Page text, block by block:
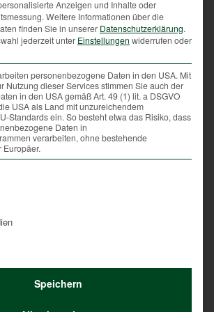
unter Kontrolle hat.
Vierbeiner auf einer frisch gemähten
toben möchte, bedarf zumindest
des Grundstückeigentümers oder
Sie müssen allerdings
der wildlebenden Tiere denken
der Jagdbetrieb in der Region
wird.
herrscht generell
Anzeigen und Inhalte oder
Weitere Informationen über die
finden Sie in unserer Datenschutzerklärung.
jederzeit unter Einstellungen widerrufen oder
personenbezogene Daten in den USA. Mit
Nutzung dieser Services stimmen Sie auch der
in den USA gemäß Art. 49 (1) lit. a DSGVO
USA als Land mit unzureichendem
Standards ein. So besteht etwa das Risiko, dass
Daten in
verarbeiten, ohne bestehende
Europäer.
der Service-Gruppen, für die eine
Speichern